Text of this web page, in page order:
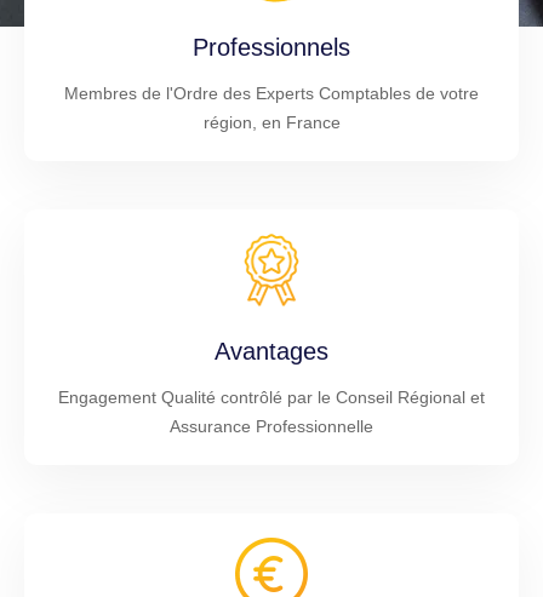
Professionnels
Membres de l'Ordre des Experts Comptables de votre
région, en France
Avantages
Engagement Qualité contrôlé par le Conseil Régional et
Assurance Professionnelle